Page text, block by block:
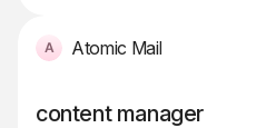
Atomic Mail
content manager